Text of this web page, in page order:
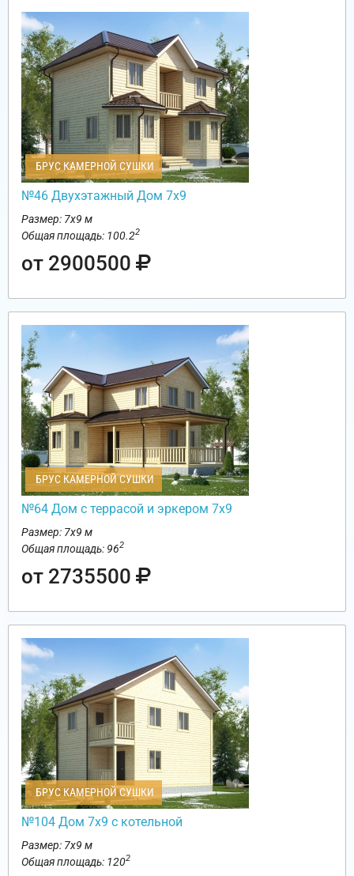
БРУС КАМЕРНОЙ СУШКИ
№46 Двухэтажный Дом 7х9
Размер: 7х9 м
Общая площадь: 100.22
от 2900500
БРУС КАМЕРНОЙ СУШКИ
№64 Дом с террасой и эркером 7х9
Размер: 7х9 м
Общая площадь: 962
от 2735500
БРУС КАМЕРНОЙ СУШКИ
№104 Дом 7х9 с котельной
Размер: 7х9 м
Общая площадь: 1202